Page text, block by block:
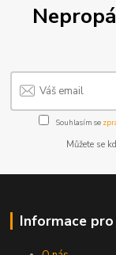
Souhlasím se
Můžete se
Informace